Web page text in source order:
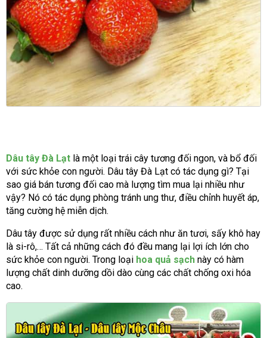
Dâu tây Đà Lạt là một loại trái cây tương đối ngon, và bổ đối
với sức khỏe con người. Dâu tây Đà Lạt có tác dụng gì? Tại
sao giá bán tương đối cao mà lượng tìm mua lại nhiều như
vậy? Nó có tác dụng phòng tránh ung thư, điều chỉnh huyết áp,
tăng cường hệ miễn dịch.
Dâu tây được sử dụng rất nhiều cách như ăn tươi, sấy khô hay
là si-rô,… Tất cả những cách đó đều mang lại lợi ích lớn cho
sức khỏe con người. Trong loại hoa quả sạch này có hàm
lượng chất dinh dưỡng dồi dào cùng các chất chống oxi hóa
cao.